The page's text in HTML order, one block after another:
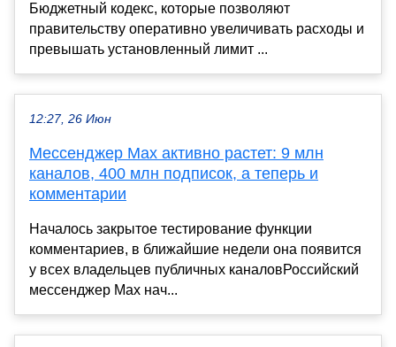
Бюджетный кодекс, которые позволяют
правительству оперативно увеличивать расходы и
превышать установленный лимит ...
12:27, 26 Июн
Мессенджер Max активно растет: 9 млн
каналов, 400 млн подписок, а теперь и
комментарии
Началось закрытое тестирование функции
комментариев, в ближайшие недели она появится
у всех владельцев публичных каналовРоссийский
мессенджер Max нач...